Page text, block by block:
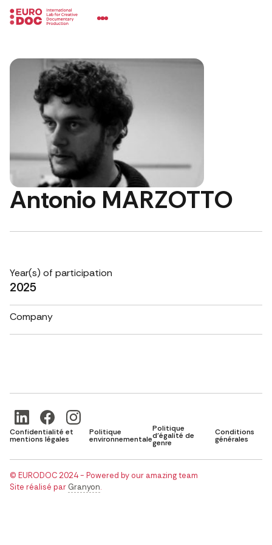
Antonio MARZOTTO
Year(s) of participation
2025
Company
Confidentialité et
mentions légales
Politique
environnementale
Politique
d'égalité de
genre
Conditions
générales
© EURODOC 2024 - Powered by our amazing team
Site réalisé par Granyon.